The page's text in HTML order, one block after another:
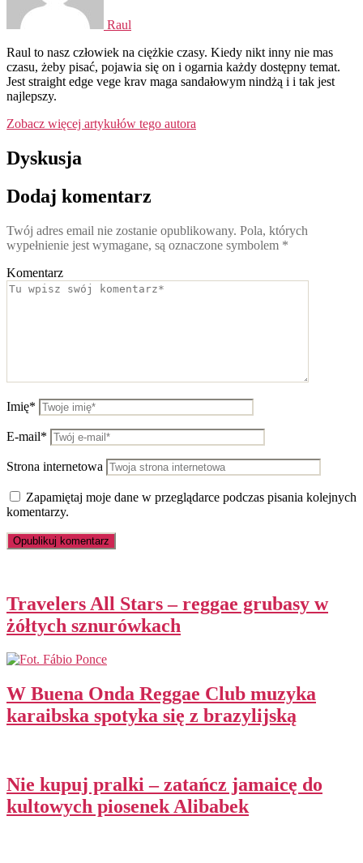
Raul
Raul to nasz człowiek na ciężkie czasy. Kiedy nikt inny nie mas
czasu, żeby pisać, pojawia się on i ogarnia każdy dostępny temat.
Jest straight edge vege krav maga sandałowym nindżą i i tak jest
najlepszy.
Zobacz więcej artykułów tego autora
Dyskusja
Dodaj komentarz
Twój adres email nie zostanie opublikowany. Pola, których
wypełnienie jest wymagane, są oznaczone symbolem *
Komentarz
Imię*
E-mail*
Strona internetowa
Zapamiętaj moje dane w przeglądarce podczas pisania kolejnych
komentarzy.
Travelers All Stars – reggae grubasy w
żółtych sznurówkach
W Buena Onda Reggae Club muzyka
karaibska spotyka się z brazylijską
Nie kupuj pralki – zatańcz jamaicę do
kultowych piosenek Alibabek